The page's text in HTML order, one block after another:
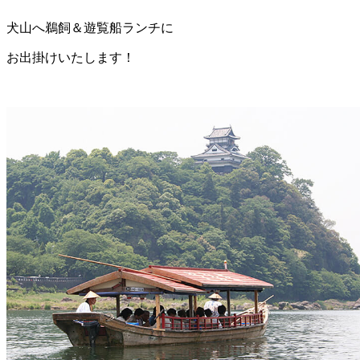
犬山へ鵜飼＆遊覧船ランチに
お出掛けいたします！